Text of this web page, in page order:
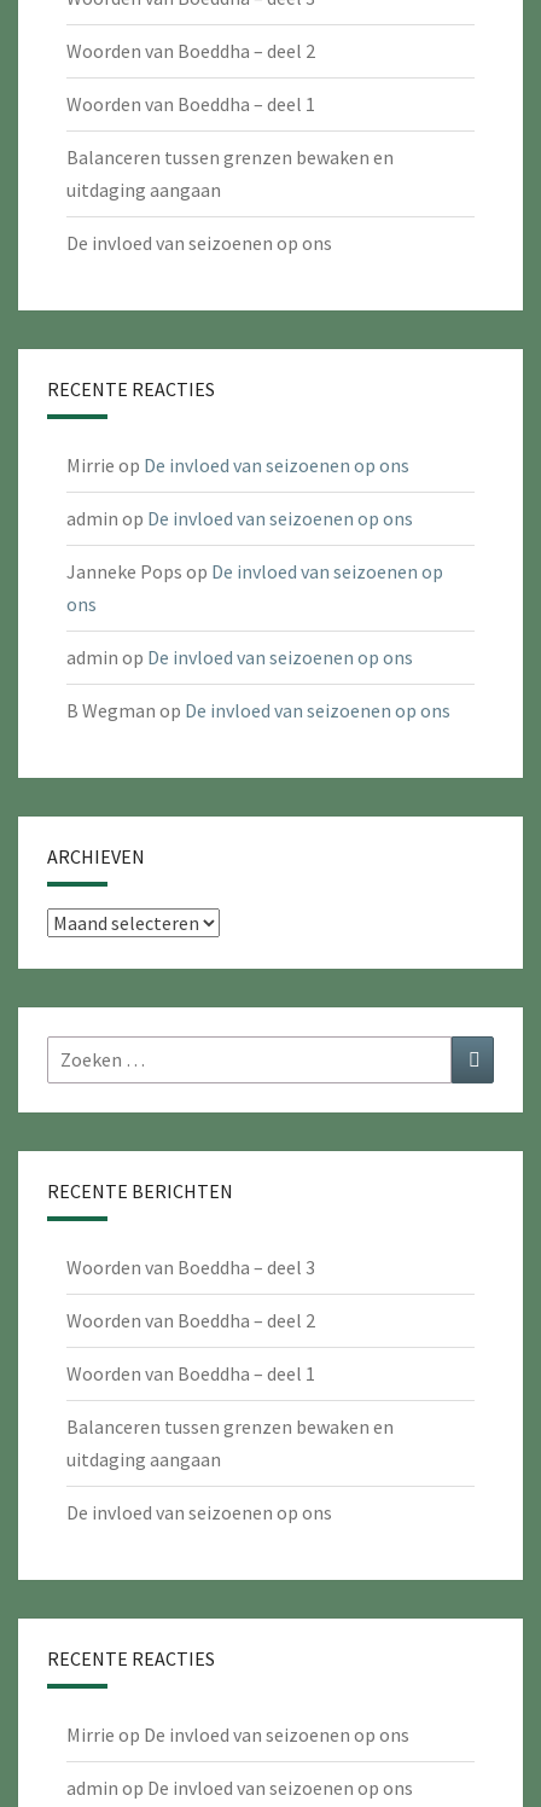
Woorden van Boeddha – deel 2
Woorden van Boeddha – deel 1
Balanceren tussen grenzen bewaken en
uitdaging aangaan
De invloed van seizoenen op ons
RECENTE REACTIES
Mirrie op De invloed van seizoenen op ons
admin op De invloed van seizoenen op ons
Janneke Pops op De invloed van seizoenen op
ons
admin op De invloed van seizoenen op ons
B Wegman op De invloed van seizoenen op ons
ARCHIEVEN
Archieven
Zoeken
naar:
RECENTE BERICHTEN
Woorden van Boeddha – deel 3
Woorden van Boeddha – deel 2
Woorden van Boeddha – deel 1
Balanceren tussen grenzen bewaken en
uitdaging aangaan
De invloed van seizoenen op ons
RECENTE REACTIES
Mirrie op De invloed van seizoenen op ons
admin op De invloed van seizoenen op ons